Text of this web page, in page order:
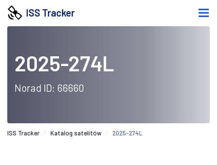
ISS Tracker
2025-274L
Norad ID: 66660
ISS Tracker Katalog satelitów 2025-274L